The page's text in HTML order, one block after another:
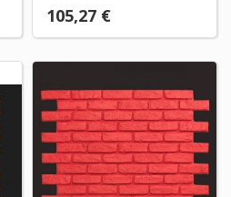
105,27 €